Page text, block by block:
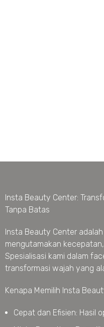
Insta Beauty Center:
Tanpa Batas
Insta Beauty Center
mengutamakan
Spesialisasi kami dalam
transformasi wajah yang
Kenapa Memilih Insta
Cepat dan Efisien: Hasil